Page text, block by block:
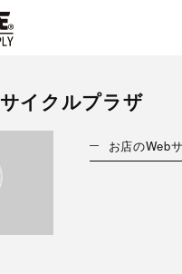
サイクルプラザ
お店のWeb